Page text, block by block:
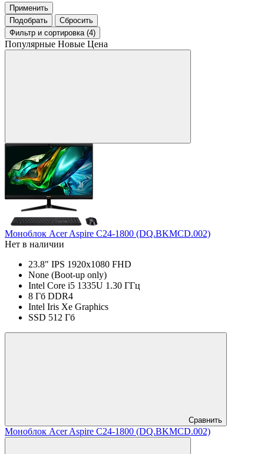
Применить
Подобрать
Сбросить
Фильтр и сортировка (4)
Популярные Новые Цена
Моноблок Acer Aspire C24-1800 (DQ.BKMCD.002)
Нет в наличии
23.8" IPS 1920x1080 FHD
None (Boot-up only)
Intel Core i5 1335U 1.30 ГГц
8 Гб DDR4
Intel Iris Xe Graphics
SSD 512 Гб
Сравнить
Моноблок Acer Aspire C24-1800 (DQ.BKMCD.002)